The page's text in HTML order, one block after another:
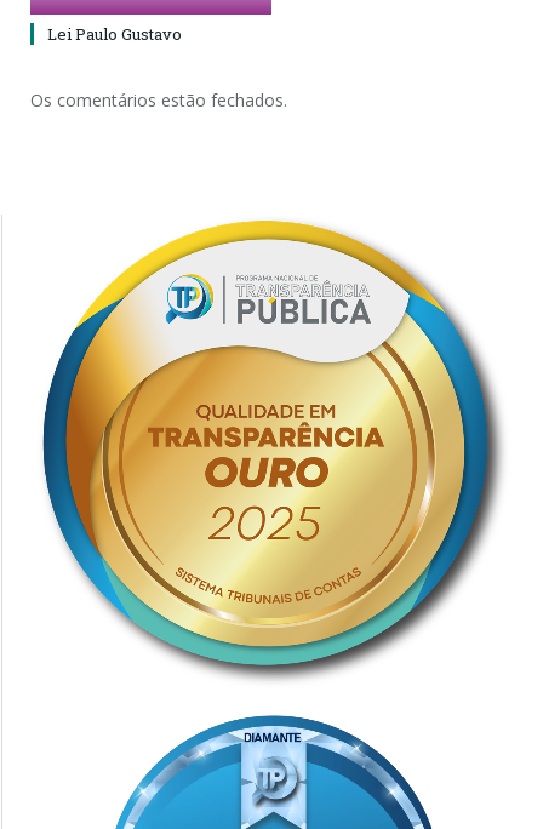
Lei Paulo Gustavo
Os comentários estão fechados.